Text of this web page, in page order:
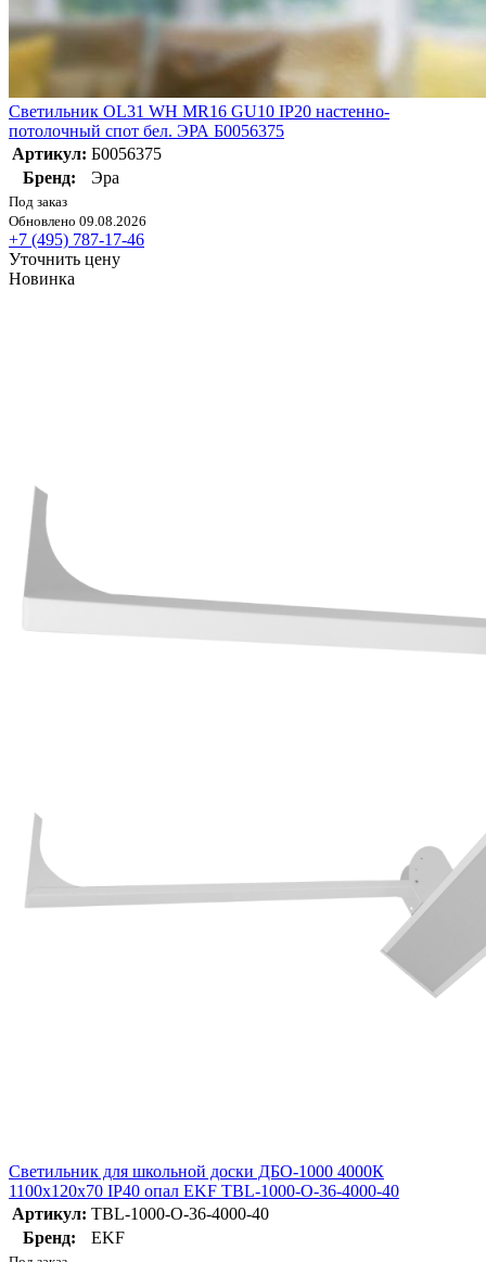
Светильник OL31 WH MR16 GU10 IP20 настенно-
потолочный спот бел. ЭРА Б0056375
Артикул: Б0056375
Бренд:
Эра
Под заказ
Обновлено 09.08.2026
+7 (495) 787-17-46
Уточнить цену
Новинка
Светильник для школьной доски ДБО-1000 4000К
1100х120х70 IP40 опал EKF TBL-1000-O-36-4000-40
Артикул: TBL-1000-O-36-4000-40
Бренд:
EKF